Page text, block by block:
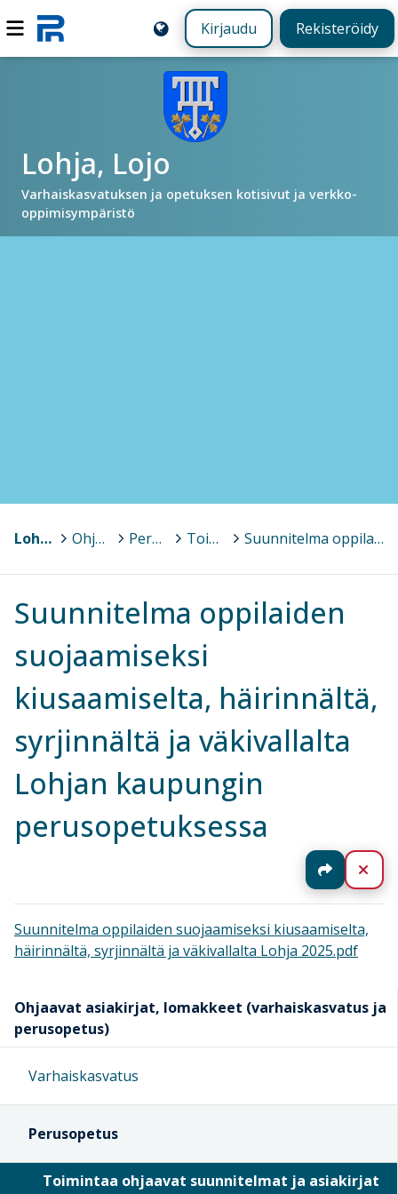
Kirjaudu Rekisteröidy
Lohja, Lojo
Varhaiskasvatuksen ja opetuksen kotisivut ja verkko-
oppimisympäristö
Lohja, Lojo Ohjaavat asiakirjat, lomakkeet (varhaiskasvatus ja perusopetus) > Perusopetus > Toimintaa ohjaavat suunnitelmat ja asiakirjat Suunnitelma oppilaiden suojaamiseksi kiusaamiselta, häirinnältä, syrjinnältä ja väkivallalta Lohjan kaupungin perusopetuksessa
Suunnitelma oppilaiden
suojaamiseksi
kiusaamiselta, häirinnältä,
syrjinnältä ja väkivallalta
Lohjan kaupungin
perusopetuksessa
Jaa
Suunnitelma oppilaiden suojaamiseksi kiusaamiselta,
häirinnältä, syrjinnältä ja väkivallalta Lohja 2025.pdf
Ohjaavat asiakirjat, lomakkeet (varhaiskasvatus ja
perusopetus)
Varhaiskasvatus
Perusopetus
Toimintaa ohjaavat suunnitelmat ja asiakirjat